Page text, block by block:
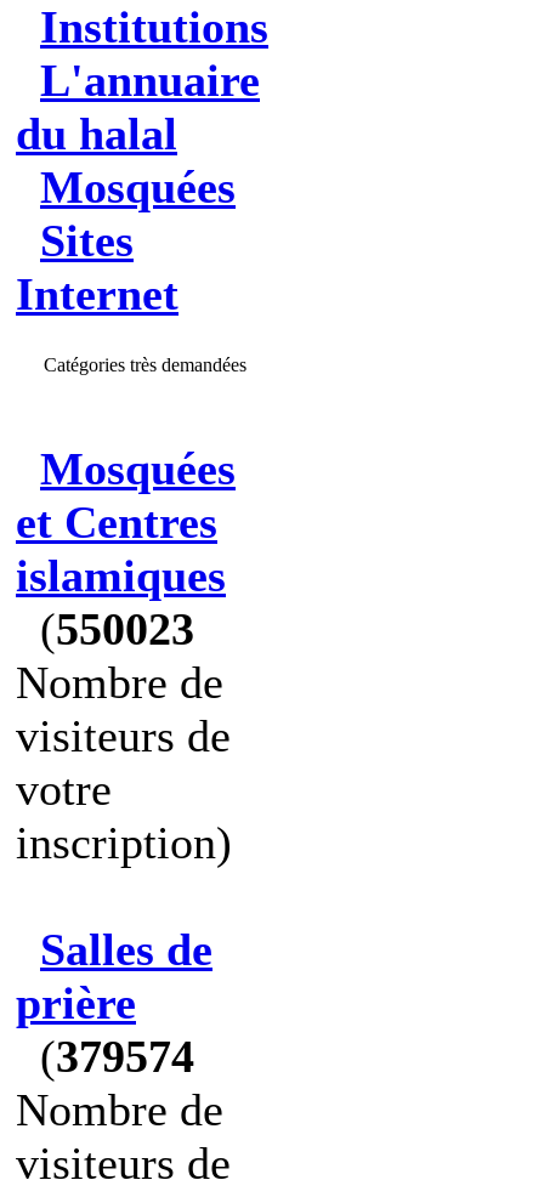
Institutions
L'annuaire
du halal
Mosquées
Sites
Internet
Catégories très demandées
Mosquées
et Centres
islamiques
(550023
Nombre de
visiteurs de
votre
inscription)
Salles de
prière
(379574
Nombre de
visiteurs de